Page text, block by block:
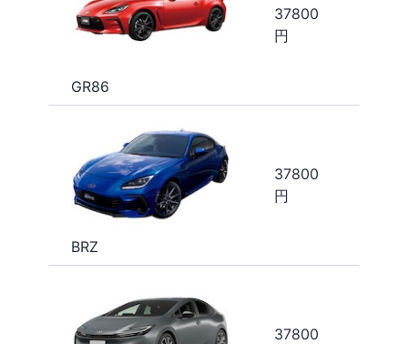
GR86
37800
円
BRZ
37800
円
37800